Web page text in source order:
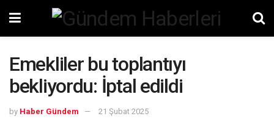
Emekliler bu toplantıyı
bekliyordu: İptal edildi
by Haber Gündem 21 Şubat 2025